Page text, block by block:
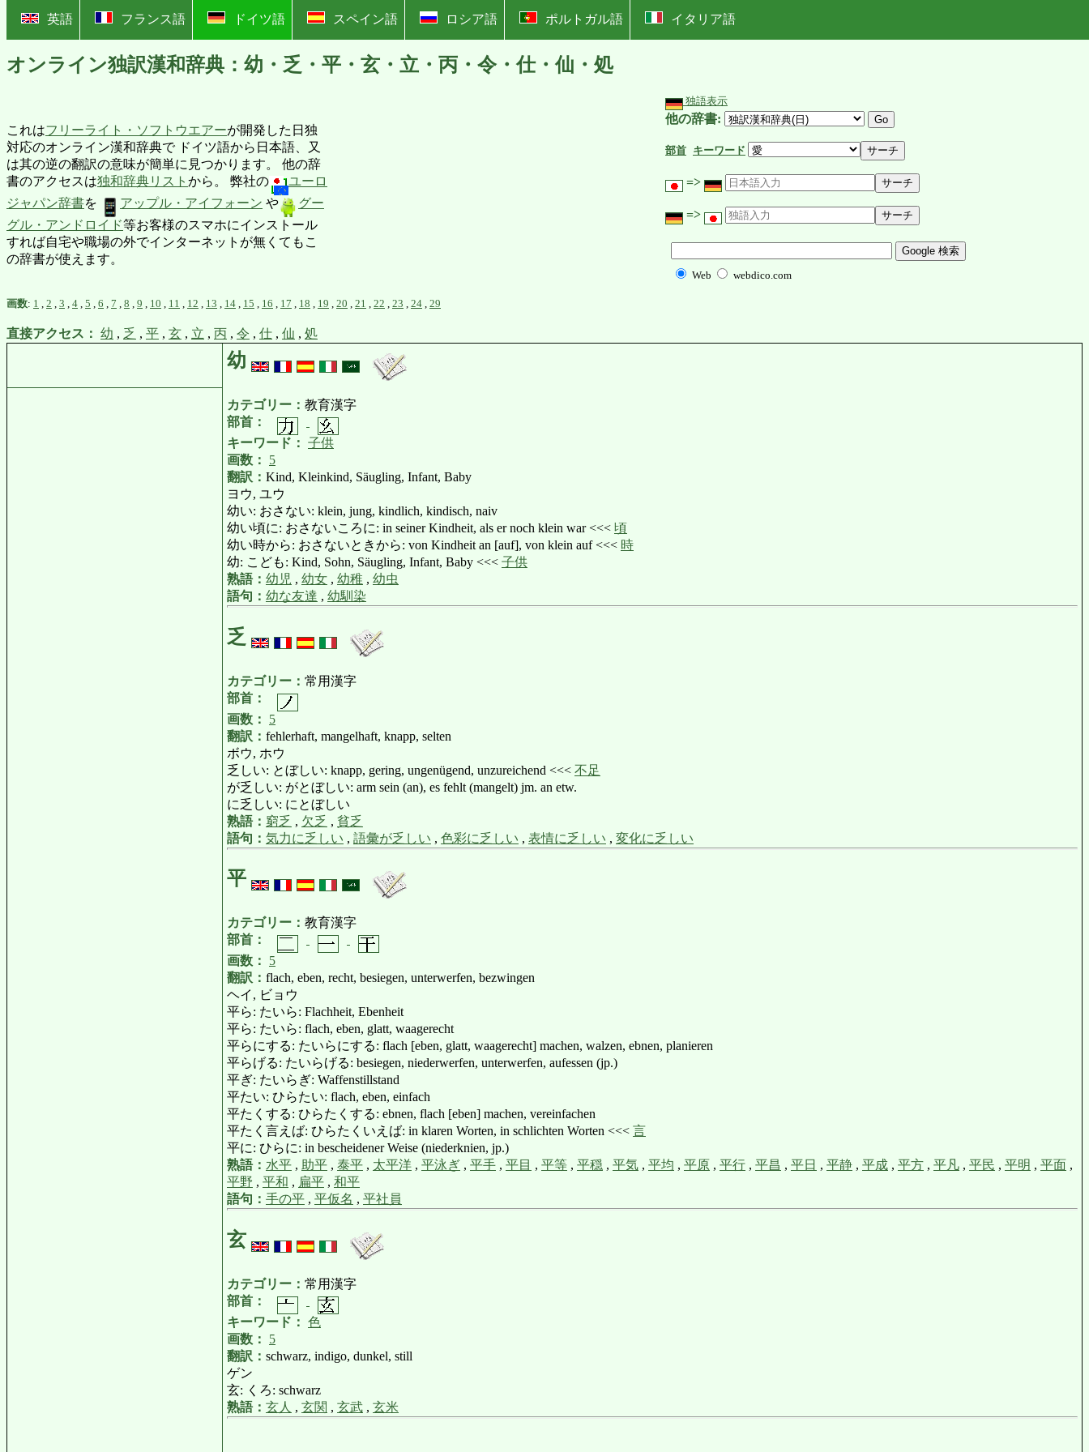
英語 フランス語 ドイツ語 スペイン語 ロシア語 ポルトガル語 イタリア語
オンライン独訳漢和辞典：幼・乏・平・玄・立・丙・令・仕・仙・処
これはフリーライト・ソフトウエアーが開発した日独
対応のオンライン漢和辞典で ドイツ語から日本語、又
は其の逆の翻訳の意味が簡単に見つかります。 他の辞
書のアクセスは独和辞典リスト から。 弊社の
ユーロ
ジャパン辞書を アップル・アイフォーン や
グー
グル・アンドロイド等お客様のスマホにインストール
すれば自宅や職場の外でインターネットが無くてもこ
の辞書が使えます。
独語表示
他の辞書:
部首 キーワード
=>
=>
Web webdico.com
画数: 1 2 3 4 5 6 7 8 9 10 11 12 13 14 15 16 17 18 19 20 21 22 23 24 29
直接アクセス： 幼 , 乏 , 平 , 玄 , 立 , 丙 , 令 , 仕 , 仙 , 処
幼
カテゴリー： 教育漢字
部首：
キーワード： 子供
画数：
5
翻訳： Kind, Kleinkind, Säugling, Infant, Baby
ヨウ, ユウ
幼い: おさない: klein, jung, kindlich, kindisch, naiv
幼い頃に: おさないころに: in seiner Kindheit, als er noch klein war <<< 頃
幼い時から: おさないときから: von Kindheit an [auf], von klein auf <<< 時
幼: こども: Kind, Sohn, Säugling, Infant, Baby <<< 子供
熟語： 幼児 , 幼女 , 幼稚 , 幼虫
語句： 幼な友達 , 幼馴染
乏
カテゴリー： 常用漢字
部首：
画数：
5
翻訳： fehlerhaft, mangelhaft, knapp, selten
ボウ, ホウ
乏しい: とぼしい: knapp, gering, ungenügend, unzureichend <<< 不足
が乏しい: がとぼしい: arm sein (an), es fehlt (mangelt) jm. an etw.
に乏しい: にとぼしい
熟語： 窮乏 , 欠乏 , 貧乏
語句： 気力に乏しい , 語彙が乏しい , 色彩に乏しい , 表情に乏しい , 変化に乏しい
平
カテゴリー： 教育漢字
部首：
画数：
5
翻訳： flach, eben, recht, besiegen, unterwerfen, bezwingen
ヘイ, ビョウ
平ら: たいら: Flachheit, Ebenheit
平ら: たいら: flach, eben, glatt, waagerecht
平らにする: たいらにする: flach [eben, glatt, waagerecht] machen, walzen, ebnen, planieren
平らげる: たいらげる: besiegen, niederwerfen, unterwerfen, aufessen (jp.)
平ぎ: たいらぎ: Waffenstillstand
平たい: ひらたい: flach, eben, einfach
平たくする: ひらたくする: ebnen, flach [eben] machen, vereinfachen
平たく言えば: ひらたくいえば: in klaren Worten, in schlichten Worten <<< 言
平に: ひらに: in bescheidener Weise (niederknien, jp.)
熟語： 水平 , 助平 , 泰平 , 太平洋 , 平泳ぎ , 平手 , 平目 , 平等 , 平穏 , 平気 , 平均 , 平原 , 平行 , 平昌 , 平日 , 平静 , 平成 , 平方 , 平凡 , 平民 , 平明 , 平面 ,
平野 , 平和 , 扁平 , 和平
語句： 手の平 , 平仮名 , 平社員
玄
カテゴリー： 常用漢字
部首：
キーワード： 色
画数：
5
翻訳： schwarz, indigo, dunkel, still
ゲン
玄: くろ: schwarz
熟語： 玄人 , 玄関 , 玄武 , 玄米